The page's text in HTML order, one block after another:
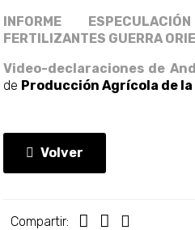
INFORME
FERTILIZANTES GUERRA
Video-declaraciones de
de Producción Agrícola de la
Volver
Compartir: